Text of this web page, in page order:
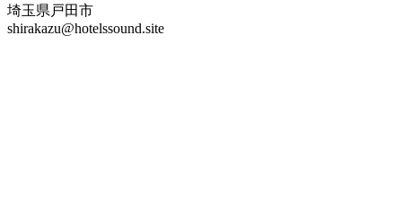
埼玉県戸田市
shirakazu@hotelssound.site